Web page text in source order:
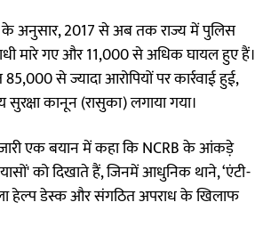
अनुसार, 2017 से अब तक राज्य में पुलिस
मारे गए और 11,000 से अधिक घायल हुए हैं।
से ज्यादा आरोपियों पर कार्रवाई हुई,
सुरक्षा कानून (रासुका) लगाया गया।
एक बयान में कहा कि NCRB के आंकड़े
को दिखाते हैं, जिनमें आधुनिक थाने, ‘एंटी-
हेल्प डेस्क और संगठित अपराध के खिलाफ